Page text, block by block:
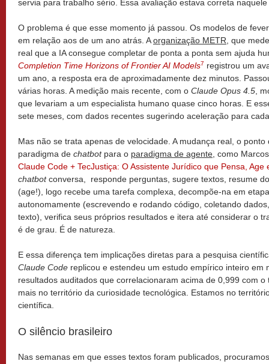
servia para trabalho sério. Essa avaliação estava correta
O problema é que esse momento já passou. Os modelos de
em relação aos de um ano atrás. Aorganização METR , que
real que a IA consegue completar de ponta a ponta sem ajuda
Completion Time Horizons of Frontier AI Models7 registrou um
um ano, a resposta era de aproximadamente dez minutos.
várias horas. A medição mais recente, com o Claude Opus 4.5 ,
que levariam a um especialista humano quase cinco horas. E
sete meses, com dados recentes sugerindo aceleração para
Mas não se trata apenas de velocidade. A mudança real, o
paradigma de chatbot para o paradigma de agente , como
Claude Code + TecJustiça: O Assistente Jurídico que Pensa, Age
chatbotconversa, responde perguntas, sugere textos, resume
(age!), logo recebe uma tarefa complexa, decompõe-na em
autonomamente (escrevendo e rodando código, coletando
texto), verifica seus próprios resultados e itera até considerar o
é de grau. É de natureza.
E essa diferença tem implicações diretas para a pesquisa
Claude Code replicou e estendeu um estudo empírico inteiro em
resultados auditados que correlacionaram acima de 0,999 com
mais no território da curiosidade tecnológica. Estamos no
científica.
O silêncio brasileiro
Nas semanas em que esses textos foram publicados,